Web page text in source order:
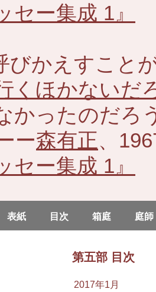
セー集成 1』
びかえすこと
くほかないだ
かったのだろ
ー森有正、
セー集成 1』
表紙 目次 箱庭 庭師
第五部 目次
2017年1月